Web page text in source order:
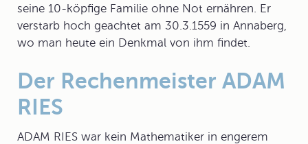
seine 10-köpfige Familie ohne Not ernähren. Er
verstarb hoch geachtet am 30.3.1559 in Annaberg,
wo man heute ein Denkmal von ihm findet.
Der Rechenmeister ADAM
RIES
ADAM RIES war kein Mathematiker in engerem